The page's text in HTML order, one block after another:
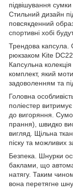
підвішування
Стильний дизайн
повсякденний
спортивні хобі
Трендова капсула.
рюкзаком Kite
Капсульна
комплект, який
задоволенням та
Головна
поліестер
до вигоряння.
прання), швидко
вигляд. Щільна
піску та можливих
Безпека. Шнурки
баклами, що
натягу. Таким
вона перетягне